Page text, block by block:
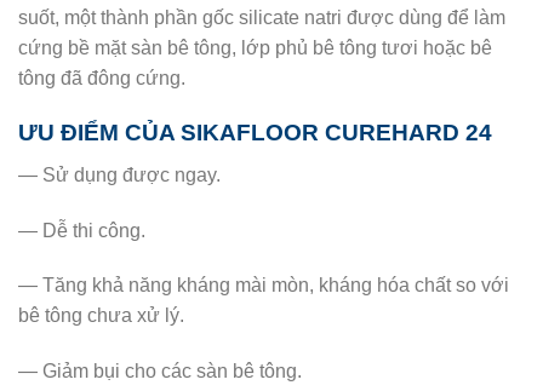
suốt, một thành phần gốc silicate natri được dùng để làm
cứng bề mặt sàn bê tông, lớp phủ bê tông tươi hoặc bê
tông đã đông cứng.
ƯU ĐIỂM CỦA SIKAFLOOR CUREHARD 24
— Sử dụng được ngay.
— Dễ thi công.
— Tăng khả năng kháng mài mòn, kháng hóa chất so với
bê tông chưa xử lý.
— Giảm bụi cho các sàn bê tông.